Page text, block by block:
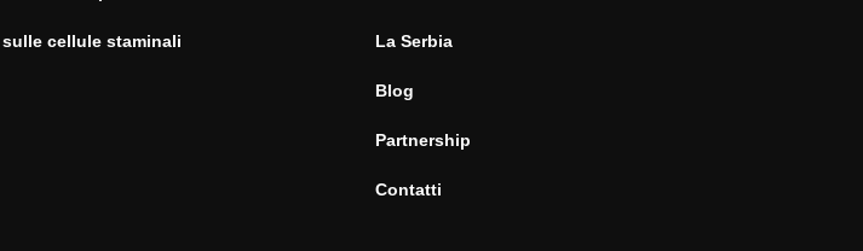
cellule staminali La Serbia
Blog
Partnership
Contatti